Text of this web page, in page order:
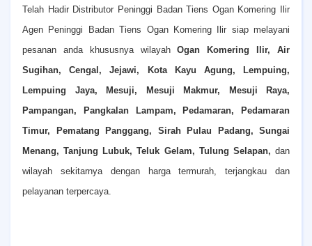
Telah Hadir Distributor Peninggi Badan Tiens Ogan Komering Ilir
Agen Peninggi Badan Tiens Ogan Komering Ilir siap melayani
pesanan anda khususnya wilayah
Ogan Komering Ilir, Air
Sugihan, Cengal, Jejawi, Kota Kayu Agung, Lempuing,
Lempuing Jaya, Mesuji, Mesuji Makmur, Mesuji Raya,
Pampangan, Pangkalan Lampam, Pedamaran, Pedamaran
Timur, Pematang Panggang, Sirah Pulau Padang, Sungai
Menang, Tanjung Lubuk, Teluk Gelam, Tulung Selapan, dan
wilayah sekitarnya dengan harga termurah, terjangkau dan
pelayanan terpercaya.